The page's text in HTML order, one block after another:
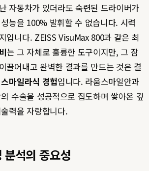
자동차가 있더라도 숙련된 드라이버가
능을 100% 발휘할 수 없습니다. 시력
입니다. ZEISS VisuMax 800과 같은 최
는 그 자체로 훌륭한 도구이지만, 그 잠
끌어내고 완벽한 결과를 만드는 것은 결
스마일라식 경험입니다. 라움스마일안과
수술을 성공적으로 집도하며 쌓아온 깊
력을 자랑합니다.
석의 중요성